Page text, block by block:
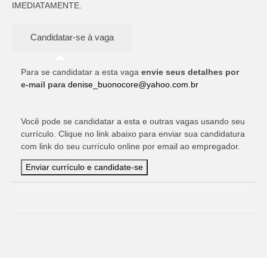
IMEDIATAMENTE.
Para se candidatar a esta vaga envie seus detalhes por
e-mail para denise_buonocore@yahoo.com.br
Você pode se candidatar a esta e outras vagas usando seu
currículo. Clique no link abaixo para enviar sua candidatura
com link do seu currículo online por email ao empregador.